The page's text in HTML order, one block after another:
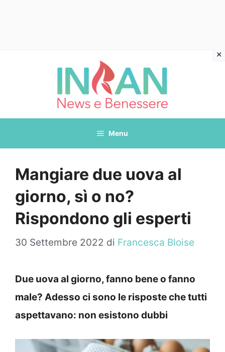
Menu
Mangiare due uova al
giorno, sì o no?
Rispondono gli esperti
30 Settembre 2022 di Francesca Bloise
Due uova al giorno, fanno bene o fanno
male? Adesso ci sono le risposte che tutti
aspettavano: non esistono dubbi